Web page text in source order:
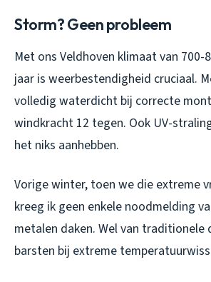
Storm? Geen probleem
Met ons Veldhoven klimaat van 700-
jaar is weerbestendigheid cruciaal.
volledig waterdicht bij correcte
windkracht 12 tegen. Ook UV-
het niks aanhebben.
Vorige winter, toen we die extreme
kreeg ik geen enkele noodmelding
metalen daken. Wel van traditionele
barsten bij extreme